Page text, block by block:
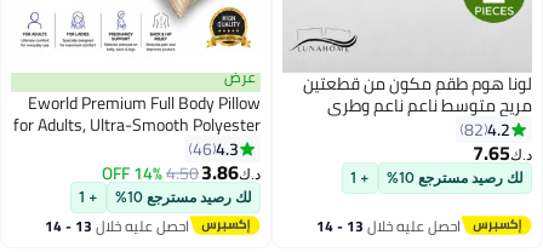
11
لونا هوم طقم مكون من قطعتين
مريح متوسط ​​ناعم ناعم وطري
متماسك.
4.2
82
د.ك‏7.65
لك رصيد مسترجع 10% + 1
احصل عليه خلال 13 - 14
11
عرض
Eworld Premium Full Body Pillow
for Adults, Ultra-Smooth Polyester
Fiber, Breathable & Ideal for Side
Sleepers, with Ultra-Soft Cotton
Cover, Available in Multiple Colors,
120x45 cm
4.3
46
د.ك‏3.86
4.50
14% OFF
لك رصيد مسترجع 10% + 1
احصل عليه خلال 13 - 14